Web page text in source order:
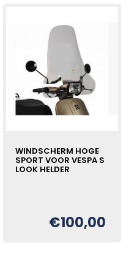
WINDSCHERM HOGE
SPORT VOOR VESPA S
LOOK HELDER
€100,00